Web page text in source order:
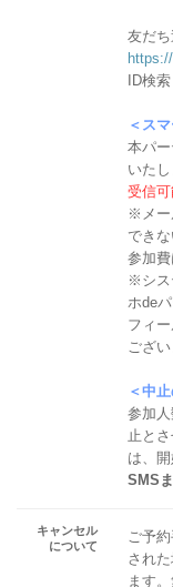
友だ
ID検
＜ス
本パ
いた
受信可
※メー
でき
参加費
※シス
ホde
フィ
ござ
＜中
参加
止と
は、
SMS
キャンセル
について
ご予
され
ます